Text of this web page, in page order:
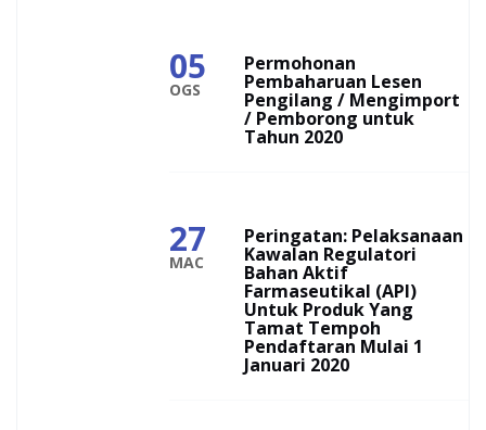
05
OGS
Permohonan
Pembaharuan Lesen
Pengilang / Mengimport
/ Pemborong untuk
Tahun 2020
27
MAC
Peringatan: Pelaksanaan
Kawalan Regulatori
Bahan Aktif
Farmaseutikal (API)
Untuk Produk Yang
Tamat Tempoh
Pendaftaran Mulai 1
Januari 2020